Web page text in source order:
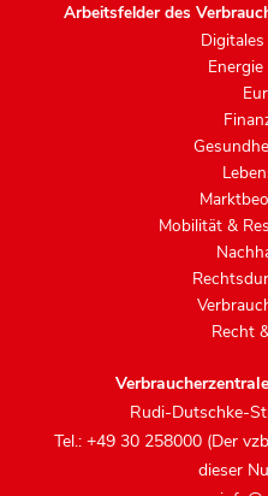
Arbeitsfelder des
Mobilität &
Recht
Rudi-Dutschke-
Tel.: +49 30 258000 (Der
dieser